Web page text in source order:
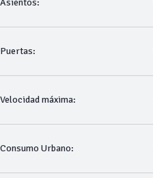
Asientos:
Puertas:
Velocidad máxima:
Consumo Urbano: